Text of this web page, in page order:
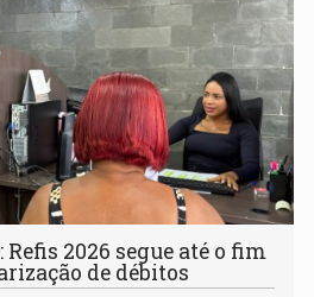
Refis 2026 segue até o fim
de débitos